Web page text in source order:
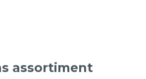
assortiment